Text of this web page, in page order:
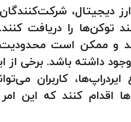
ارز دیجیتال،
توکن‌ها را دریافت
و ممکن است
داشته باشد. برخی
کاربران
اقدام کنند که این